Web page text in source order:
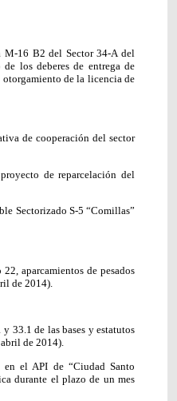
M-16 B2 del Sector 34-A del
los deberes de entrega de
de la licencia de
de cooperación del sector
de reparcelación del
Sectorizado S-5 “Comillas”
aparcamientos de pesados
de 2014).
33.1 de las bases y estatutos
de 2014).
el API de “Ciudad Santo
durante el plazo de un mes